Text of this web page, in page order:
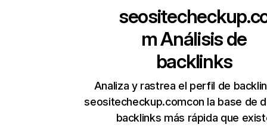
mAnálisis de
backlinks
Analiza y rastrea el perfil de
seositecheckup.comcon la base de
backlinks más rápida que